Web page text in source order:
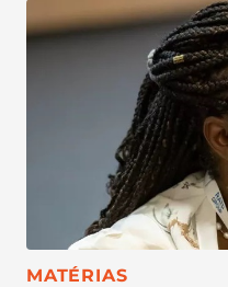
CATEGORIA:
MATÉRIAS